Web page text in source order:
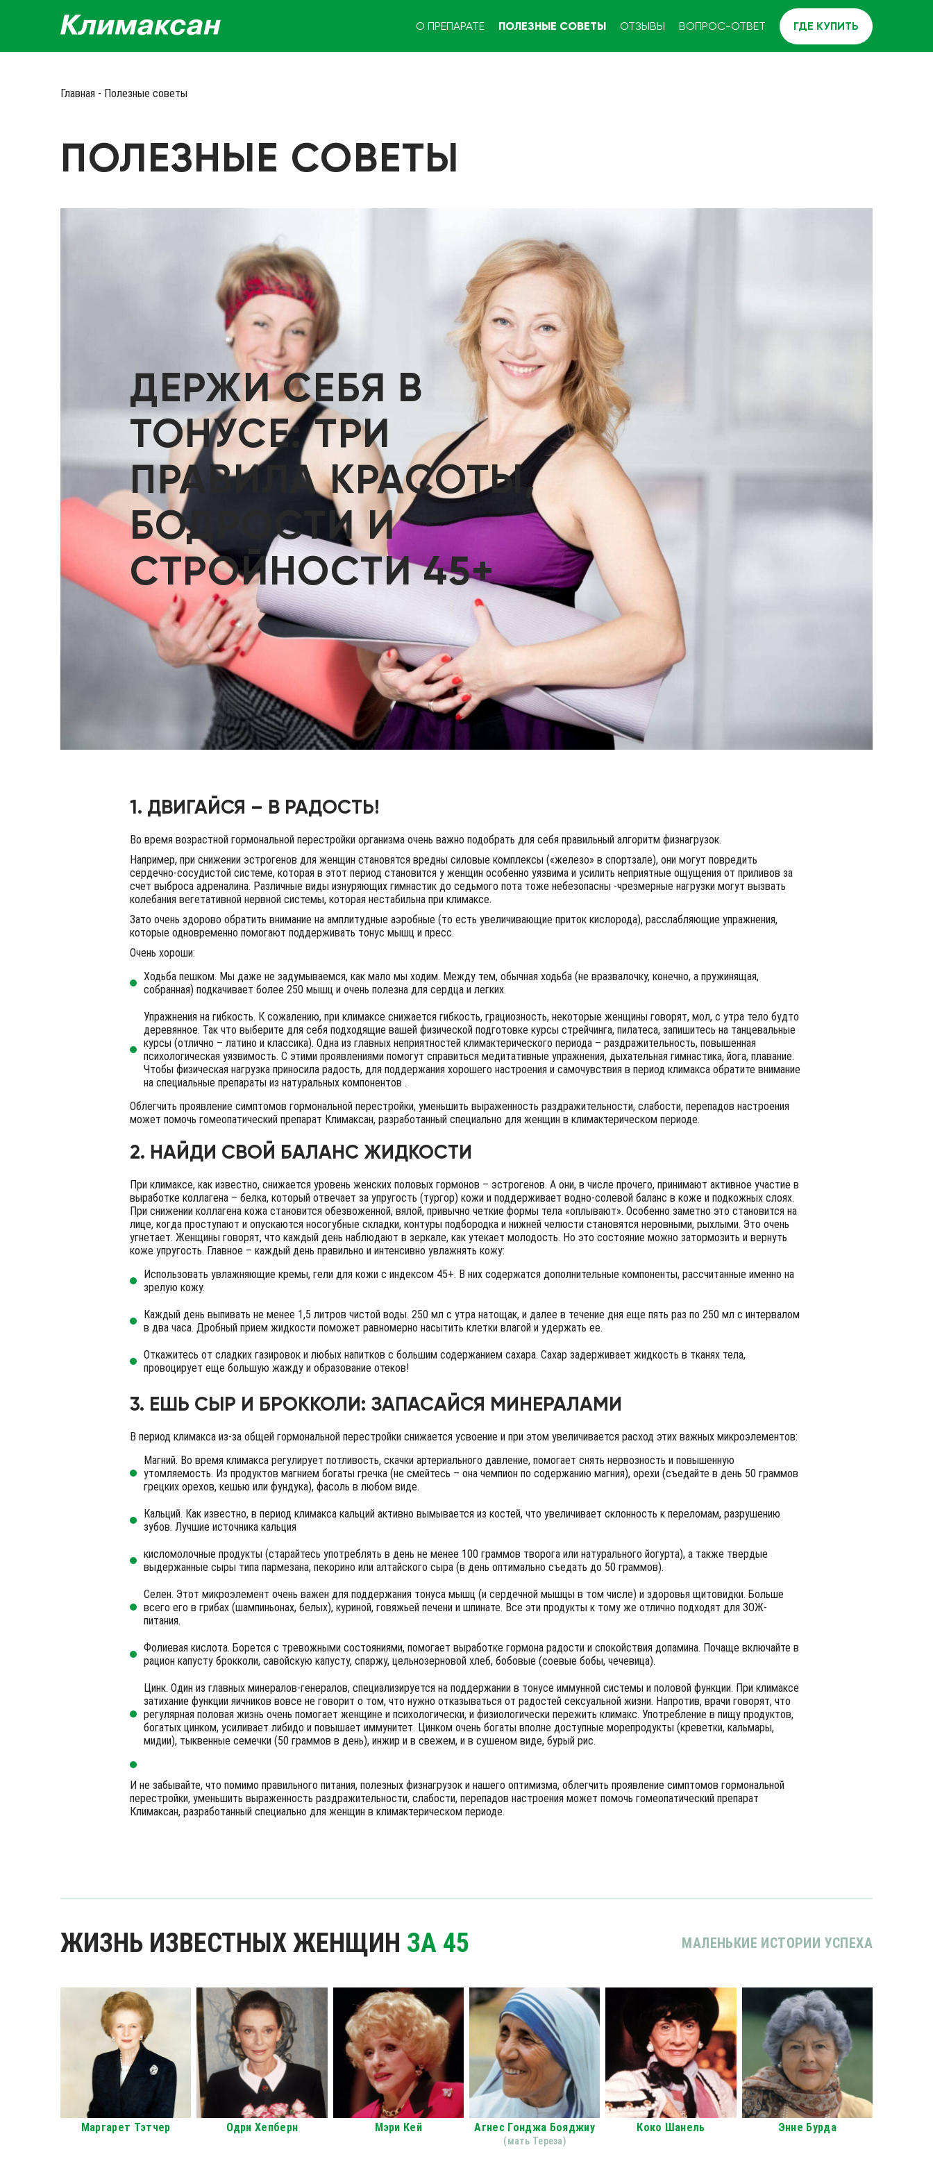
О ПРЕПАРАТЕ ПОЛЕЗНЫЕ СОВЕТЫ ОТЗЫВЫ ВОПРОС-ОТВЕТ ГДЕ КУПИТЬ
Главная - Полезные советы
ПОЛЕЗНЫЕ СОВЕТЫ
ДЕРЖИ СЕБЯ В
ТОНУСЕ: ТРИ
ПРАВИЛА КРАСОТЫ,
БОДРОСТИ И
СТРОЙНОСТИ 45+
1. ДВИГАЙСЯ – В РАДОСТЬ!
Во время возрастной гормональной перестройки организма очень важно подобрать для себя правильный алгоритм физнагрузок.
Например, при снижении эстрогенов для женщин становятся вредны силовые комплексы («железо» в спортзале), они могут повредить
сердечно-сосудистой системе, которая в этот период становится у женщин особенно уязвима и усилить неприятные ощущения от приливов за
счет выброса адреналина. Различные виды изнуряющих гимнастик до седьмого пота тоже небезопасны -чрезмерные нагрузки могут вызвать
колебания вегетативной нервной системы, которая нестабильна при климаксе.
Зато очень здорово обратить внимание на амплитудные аэробные (то есть увеличивающие приток кислорода), расслабляющие упражнения,
которые одновременно помогают поддерживать тонус мышц и пресс.
Очень хороши:
Ходьба пешком. Мы даже не задумываемся, как мало мы ходим. Между тем, обычная ходьба (не вразвалочку, конечно, а пружинящая,
собранная) подкачивает более 250 мышц и очень полезна для сердца и легких.
Упражнения на гибкость. К сожалению, при климаксе снижается гибкость, грациозность, некоторые женщины говорят, мол, с утра тело будто
деревянное. Так что выберите для себя подходящие вашей физической подготовке курсы стрейчинга, пилатеса, запишитесь на танцевальные
курсы (отлично – латино и классика). Одна из главных неприятностей климактерического периода – раздражительность, повышенная
психологическая уязвимость. С этими проявлениями помогут справиться медитативные упражнения, дыхательная гимнастика, йога, плавание.
Чтобы физическая нагрузка приносила радость, для поддержания хорошего настроения и самочувствия в период климакса обратите внимание
на специальные препараты из натуральных компонентов .
Облегчить проявление симптомов гормональной перестройки, уменьшить выраженность раздражительности, слабости, перепадов настроения
может помочь гомеопатический препарат Климаксан, разработанный специально для женщин в климактерическом периоде.
2. НАЙДИ СВОЙ БАЛАНС ЖИДКОСТИ
При климаксе, как известно, снижается уровень женских половых гормонов – эстрогенов. А они, в числе прочего, принимают активное участие в
выработке коллагена – белка, который отвечает за упругость (тургор) кожи и поддерживает водно-солевой баланс в коже и подкожных слоях.
При снижении коллагена кожа становится обезвоженной, вялой, привычно четкие формы тела «оплывают». Особенно заметно это становится на
лице, когда проступают и опускаются носогубные складки, контуры подбородка и нижней челюсти становятся неровными, рыхлыми. Это очень
угнетает. Женщины говорят, что каждый день наблюдают в зеркале, как утекает молодость. Но это состояние можно затормозить и вернуть
коже упругость. Главное – каждый день правильно и интенсивно увлажнять кожу:
Использовать увлажняющие кремы, гели для кожи с индексом 45+. В них содержатся дополнительные компоненты, рассчитанные именно на
зрелую кожу.
Каждый день выпивать не менее 1,5 литров чистой воды. 250 мл с утра натощак, и далее в течение дня еще пять раз по 250 мл с интервалом
в два часа. Дробный прием жидкости поможет равномерно насытить клетки влагой и удержать ее.
Откажитесь от сладких газировок и любых напитков с большим содержанием сахара. Сахар задерживает жидкость в тканях тела,
провоцирует еще большую жажду и образование отеков!
3. ЕШЬ СЫР И БРОККОЛИ: ЗАПАСАЙСЯ МИНЕРАЛАМИ
В период климакса из-за общей гормональной перестройки снижается усвоение и при этом увеличивается расход этих важных микроэлементов:
Магний. Во время климакса регулирует потливость, скачки артериального давление, помогает снять нервозность и повышенную
утомляемость. Из продуктов магнием богаты гречка (не смейтесь – она чемпион по содержанию магния), орехи (съедайте в день 50 граммов
грецких орехов, кешью или фундука), фасоль в любом виде.
Кальций. Как известно, в период климакса кальций активно вымывается из костей, что увеличивает склонность к переломам, разрушению
зубов. Лучшие источника кальция
кисломолочные продукты (старайтесь употреблять в день не менее 100 граммов творога или натурального йогурта), а также твердые
выдержанные сыры типа пармезана, пекорино или алтайского сыра (в день оптимально съедать до 50 граммов).
Селен. Этот микроэлемент очень важен для поддержания тонуса мышц (и сердечной мышцы в том числе) и здоровья щитовидки. Больше
всего его в грибах (шампиньонах, белых), куриной, говяжьей печени и шпинате. Все эти продукты к тому же отлично подходят для ЗОЖ-
питания.
Фолиевая кислота. Борется с тревожными состояниями, помогает выработке гормона радости и спокойствия допамина. Почаще включайте в
рацион капусту брокколи, савойскую капусту, спаржу, цельнозерновой хлеб, бобовые (соевые бобы, чечевица).
Цинк. Один из главных минералов-генералов, специализируется на поддержании в тонусе иммунной системы и половой функции. При климаксе
затихание функции яичников вовсе не говорит о том, что нужно отказываться от радостей сексуальной жизни. Напротив, врачи говорят, что
регулярная половая жизнь очень помогает женщине и психологически, и физиологически пережить климакс. Употребление в пищу продуктов,
богатых цинком, усиливает либидо и повышает иммунитет. Цинком очень богаты вполне доступные морепродукты (креветки, кальмары,
мидии), тыквенные семечки (50 граммов в день), инжир и в свежем, и в сушеном виде, бурый рис.
И не забывайте, что помимо правильного питания, полезных физнагрузок и нашего оптимизма, облегчить проявление симптомов гормональной
перестройки, уменьшить выраженность раздражительности, слабости, перепадов настроения может помочь гомеопатический препарат
Климаксан, разработанный специально для женщин в климактерическом периоде.
ЖИЗНЬ ИЗВЕСТНЫХ ЖЕНЩИН ЗА 45 МАЛЕНЬКИЕ ИСТОРИИ УСПЕХА
Маргарет Тэтчер Одри Хепберн Мэри Кей Агнес Гонджа Бояджиу
(мать Тереза)
Коко Шанель Энне Бурда